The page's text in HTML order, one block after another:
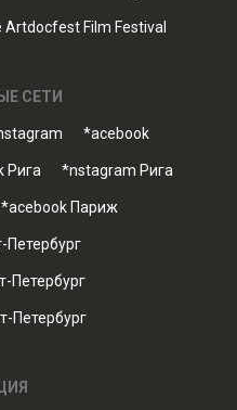
Artdocfest Film Festival
СЕТИ
*acebook
Рига *nstagram Рига
*acebook Париж
Петербург
Петербург
Петербург